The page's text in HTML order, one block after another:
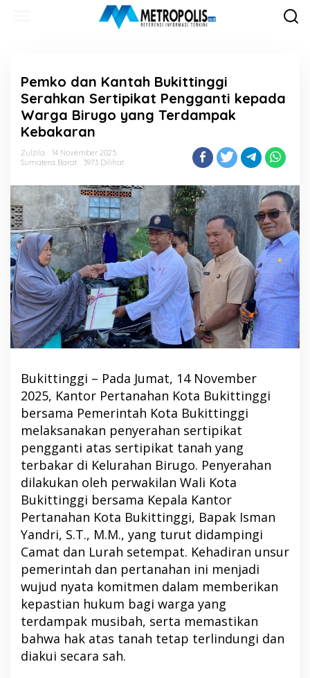
Pemko dan Kantah Bukittinggi
Serahkan Sertipikat Pengganti kepada
Warga Birugo yang Terdampak
Kebakaran
Zulzila
14 November 2025
Sumatera Barat
3973 Dilihat
Bukittinggi – Pada Jumat, 14 November
2025, Kantor Pertanahan Kota Bukittinggi
bersama Pemerintah Kota Bukittinggi
melaksanakan penyerahan sertipikat
pengganti atas sertipikat tanah yang
terbakar di Kelurahan Birugo. Penyerahan
dilakukan oleh perwakilan Wali Kota
Bukittinggi bersama Kepala Kantor
Pertanahan Kota Bukittinggi, Bapak Isman
Yandri, S.T., M.M., yang turut didampingi
Camat dan Lurah setempat. Kehadiran unsur
pemerintah dan pertanahan ini menjadi
wujud nyata komitmen dalam memberikan
kepastian hukum bagi warga yang
terdampak musibah, serta memastikan
bahwa hak atas tanah tetap terlindungi dan
diakui secara sah.